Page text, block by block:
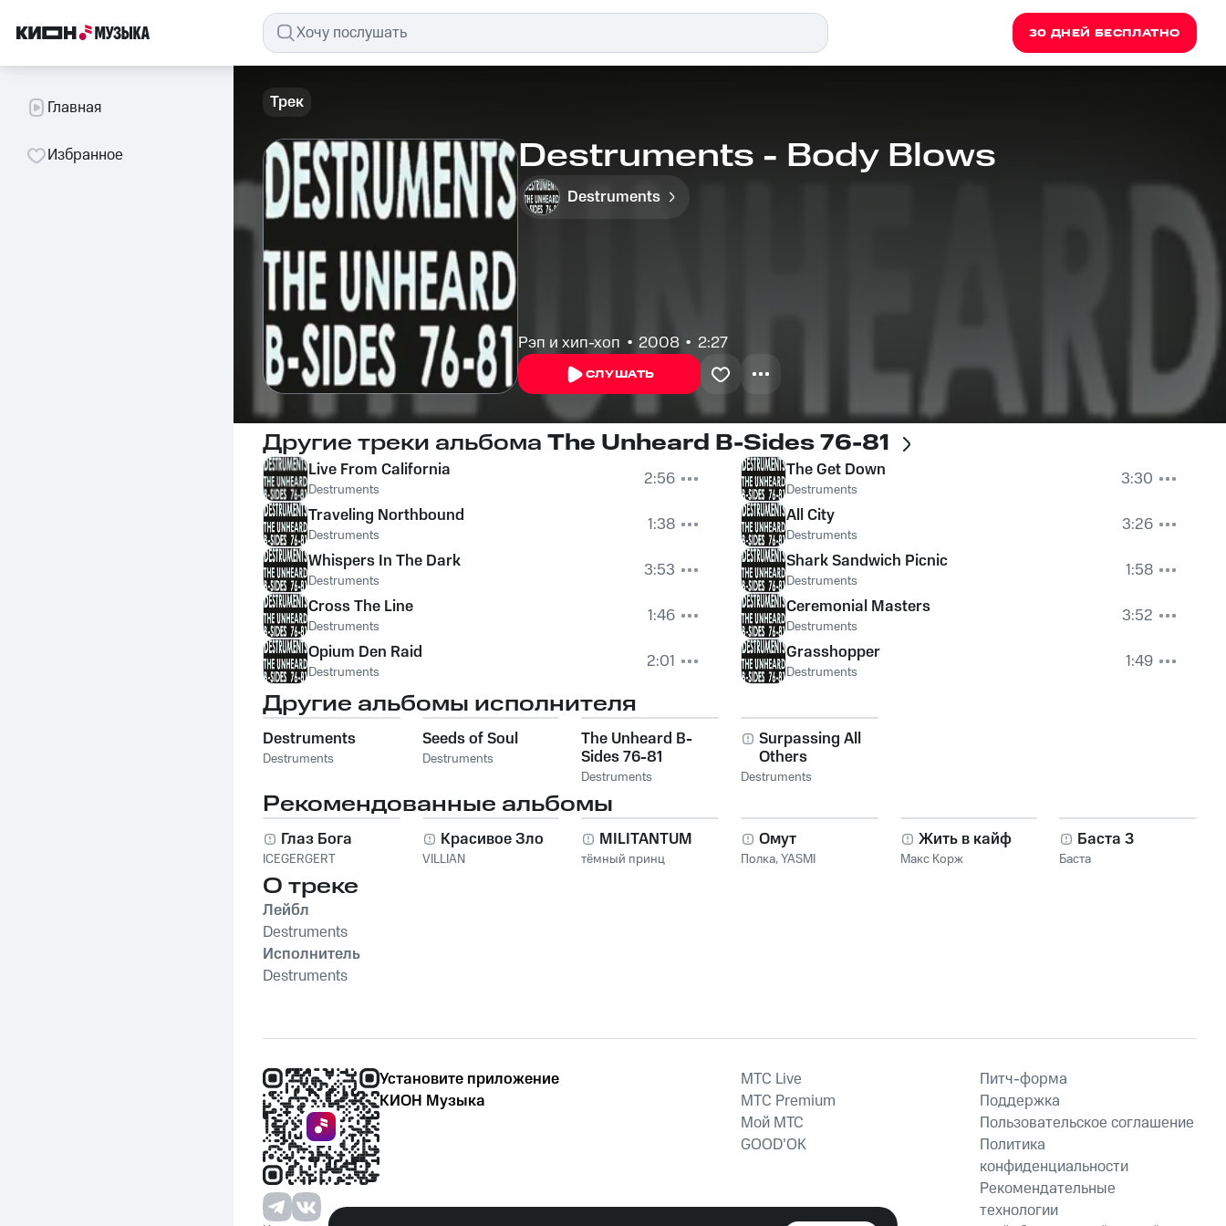
30 ДНЕЙ БЕСПЛАТНО
Главная
Избранное
Трек
Destruments - Body Blows
Destruments
Рэп и хип-хоп 2008 2:27
СЛУШАТЬ
Другие треки альбома The Unheard B-Sides 76-81
Live From California
Destruments
2:56
Traveling Northbound
Destruments
1:38
Whispers In The Dark
Destruments
3:53
Cross The Line
Destruments
1:46
Opium Den Raid
Destruments 2:01
The Get Down
Destruments
3:30
All City
Destruments
3:26
Shark Sandwich Picnic
Destruments
1:58
Ceremonial Masters
Destruments
3:52
Grasshopper
Destruments 1:49
Другие альбомы исполнителя
Destruments
Destruments
Seeds of Soul
Destruments
The Unheard B-
Sides 76-81
Destruments
Surpassing All
Others
Destruments
Рекомендованные альбомы
Глаз Бога
ICEGERGERT
Красивое Зло
VILLIAN
MILITANTUM
тёмный принц
Омут
Полка,YASMI
Жить в кайф
Макс Корж
Баста 3
Баста
О треке
Лейбл
Destruments
Исполнитель
Destruments
Установите приложение
КИОН Музыка
MTС Live
MTС Premium
Мой МТС
GOOD’OK
Питч-форма
Поддержка
Пользовательское соглашение
Политика
конфиденциальности
Рекомендательные
технологии